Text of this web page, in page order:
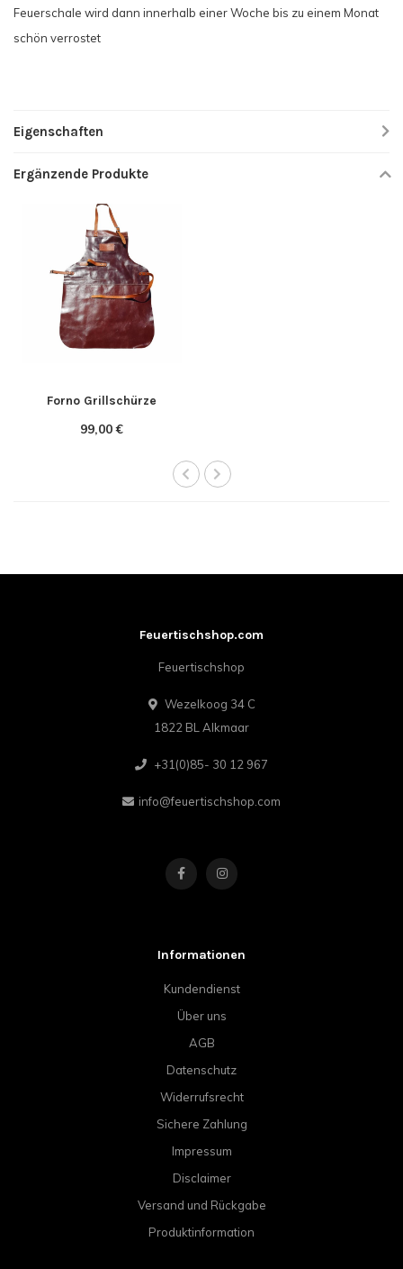
Feuerschale wird dann innerhalb einer Woche bis zu einem Monat
schön verrostet
Eigenschaften
Ergänzende Produkte
Forno Grillschürze
99,00 €
Feuertischshop.com
Feuertischshop
Wezelkoog 34 C
1822 BL Alkmaar
+31(0)85- 30 12 967
info@feuertischshop.com
Informationen
Kundendienst
Über uns
AGB
Datenschutz
Widerrufsrecht
Sichere Zahlung
Impressum
Disclaimer
Versand und Rückgabe
Produktinformation